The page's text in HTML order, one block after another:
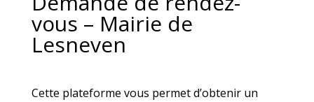
vous – Mairie de
Lesneven
Cette plateforme vous permet d’obtenir un